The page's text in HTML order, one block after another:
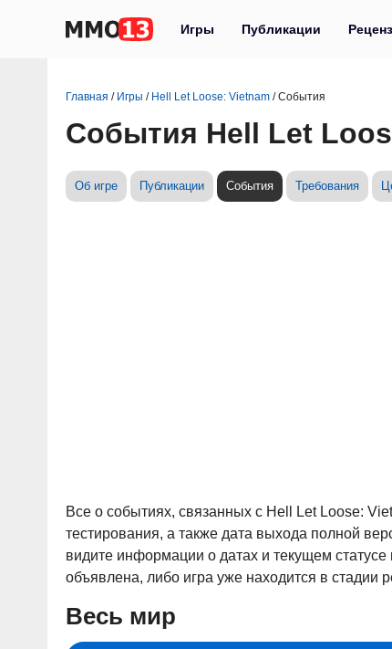
Игры Публикации
Главная / Игры / Hell Let Loose: Vietnam /События
События Hell Let
Об игре Публикации События Требования
Все о событиях, связанных с Hell Let Loose:
тестирования, а также дата выхода полной
видите информации о датах и текущем
объявлена, либо игра уже находится в стадии
Весь мир